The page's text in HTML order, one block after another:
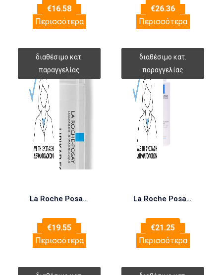
€16.58
Περισσότερα
€26.36
Περισσότερα
La Roche Posay Lipikar Eczema Med Κρέμα (Προϊόν Ψυγείου) για Αλλεργίες 30ml
€19.55
Περισσότερα
La Roche Posay Innovation Lipikar Lait Ενυδατική Lotion Ανάπλασης Σώματος για Ευαίσθητες Επιδερμίδες 400ml
€21.25
Περισσότερα